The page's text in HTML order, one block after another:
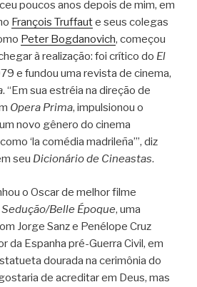
poucos anos depois de mim, em
François Truffaute seus colegas
Peter Bogdanovich, começou
à realização: foi crítico do El
e fundou uma revista de cinema,
. “Em sua estréia na direção de
Opera Prima, impulsionou o
novo gênero do cinema
‘la comédia madrileña’”, diz
seu Dicionário de Cineastas.
o Oscar de melhor filme
Sedução/Belle Époque, uma
Jorge Sanz e Penélope Cruz
da Espanha pré-Guerra Civil, em
dourada na cerimônia do
de acreditar em Deus, mas